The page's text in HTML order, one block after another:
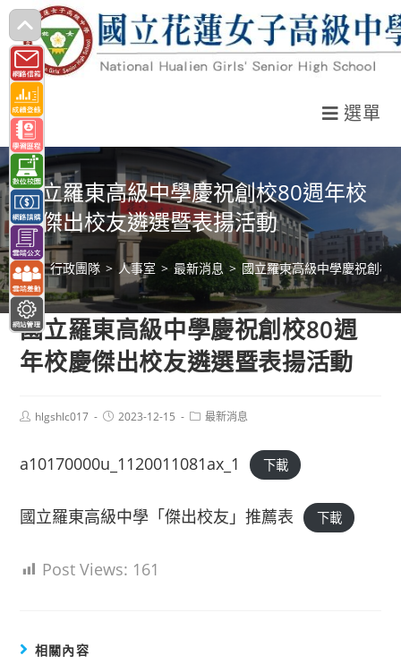
跳
轉
至
主
要
內
容
選單
國立羅東高級中學慶祝創校80週年校
慶傑出校友遴選暨表揚活動
> 行政團隊 > 人事室 > 最新消息 > 國立羅東高級中學慶祝創校
國立羅東高級中學慶祝創校80週
年校慶傑出校友遴選暨表揚活動
Posthlgshlc017
Post2023-12-15
Post最新消息
a10170000u_1120011081ax_1 下載
國立羅東高級中學「傑出校友」推薦表 下載
Post Views: 161
相關內容